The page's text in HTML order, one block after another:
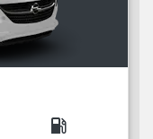
local_gas_station